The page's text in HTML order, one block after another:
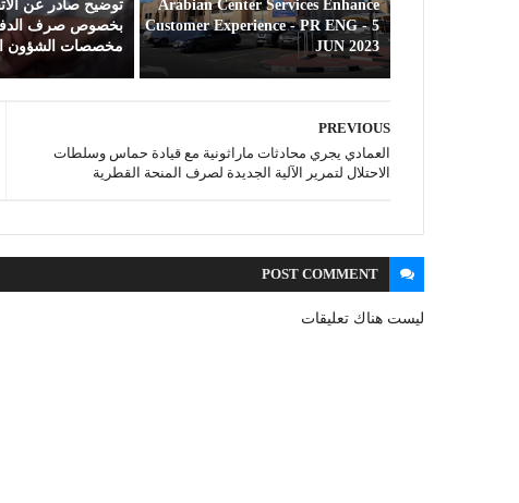
Arabian Center Services Enhance
Customer Experience - PR ENG - 5
JUN 2023
توضيح صادر عن
بخصوص صرف
مخصصات الشؤون
PREVIOUS
العمادي يجري محادثات ماراثونية مع قيادة حماس وسلطات
الاحتلال لتمرير الآلية الجديدة لصرف المنحة القطرية
POST COMMENT
ليست هناك تعليقات